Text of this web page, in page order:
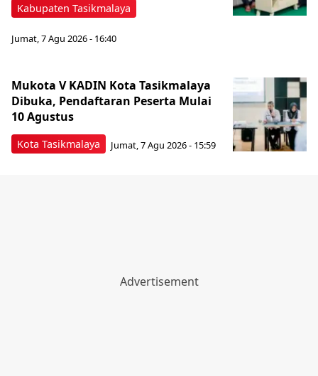
Kabupaten Tasikmalaya
Jumat, 7 Agu 2026 - 16:40
Kota Tasikmalaya
Mukota V KADIN Kota Tasikmalaya
Dibuka, Pendaftaran Peserta Mulai
10 Agustus
Jumat, 7 Agu 2026 - 15:59